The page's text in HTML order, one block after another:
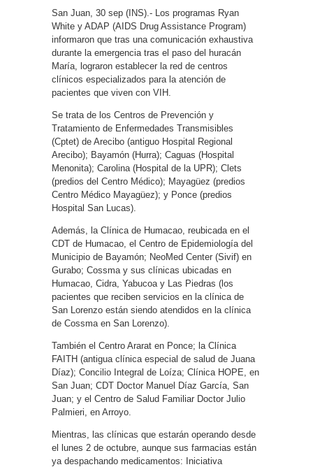
San Juan, 30 sep (INS).- Los programas Ryan
White y ADAP (AIDS Drug Assistance Program)
informaron que tras una comunicación exhaustiva
durante la emergencia tras el paso del huracán
María, lograron establecer la red de centros
clínicos especializados para la atención de
pacientes que viven con VIH.
Se trata de los Centros de Prevención y
Tratamiento de Enfermedades Transmisibles
(Cptet) de Arecibo (antiguo Hospital Regional
Arecibo); Bayamón (Hurra); Caguas (Hospital
Menonita); Carolina (Hospital de la UPR); Clets
(predios del Centro Médico); Mayagüez (predios
Centro Médico Mayagüez); y Ponce (predios
Hospital San Lucas).
Además, la Clínica de Humacao, reubicada en el
CDT de Humacao, el Centro de Epidemiología del
Municipio de Bayamón; NeoMed Center (Sivif) en
Gurabo; Cossma y sus clínicas ubicadas en
Humacao, Cidra, Yabucoa y Las Piedras (los
pacientes que reciben servicios en la clínica de
San Lorenzo están siendo atendidos en la clínica
de Cossma en San Lorenzo).
También el Centro Ararat en Ponce; la Clínica
FAITH (antigua clínica especial de salud de Juana
Díaz); Concilio Integral de Loíza; Clínica HOPE, en
San Juan; CDT Doctor Manuel Díaz García, San
Juan; y el Centro de Salud Familiar Doctor Julio
Palmieri, en Arroyo.
Mientras, las clínicas que estarán operando desde
el lunes 2 de octubre, aunque sus farmacias están
ya despachando medicamentos: Iniciativa